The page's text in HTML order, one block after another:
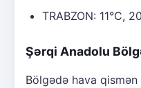
TRABZON: 11°C,
Şərqi Anadolu
Bölgədə hava